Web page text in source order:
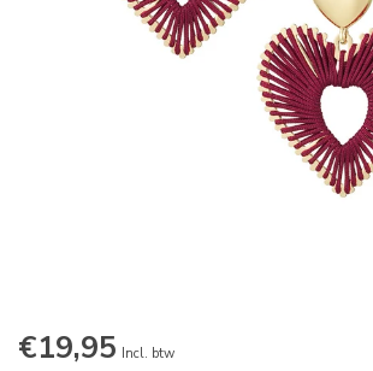
€19,95 Incl. btw